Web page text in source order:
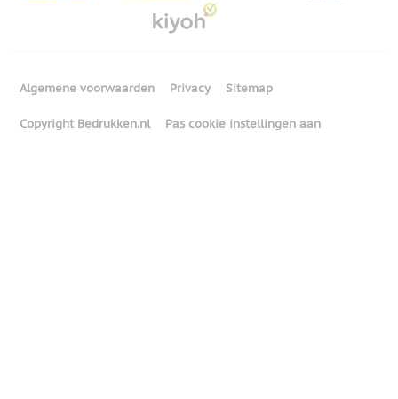
Algemene voorwaarden Privacy Sitemap
Copyright Bedrukken.nl Pas cookie instellingen aan